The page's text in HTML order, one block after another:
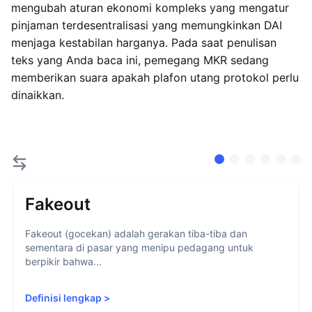
mengubah aturan ekonomi kompleks yang mengatur
pinjaman terdesentralisasi yang memungkinkan DAI
menjaga kestabilan harganya. Pada saat penulisan
teks yang Anda baca ini, pemegang MKR sedang
memberikan suara apakah plafon utang protokol perlu
dinaikkan.
Fakeout
Fakeout (gocekan) adalah gerakan tiba-tiba dan
sementara di pasar yang menipu pedagang untuk
berpikir bahwa...
Definisi lengkap >